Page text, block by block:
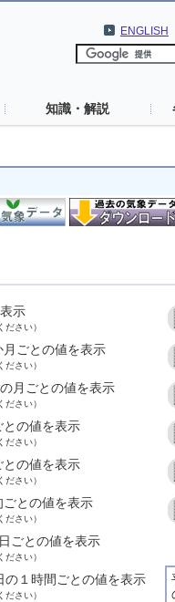
ENGLISH
知識・解説
示
ださい）
ごとの値を表示
ださい）
月ごとの値を表示
ださい）
の値を表示
ださい）
の値を表示
ださい）
との値を表示
ださい）
ごとの値を表示
ださい）
の１時間ごとの値を表示
ださい）